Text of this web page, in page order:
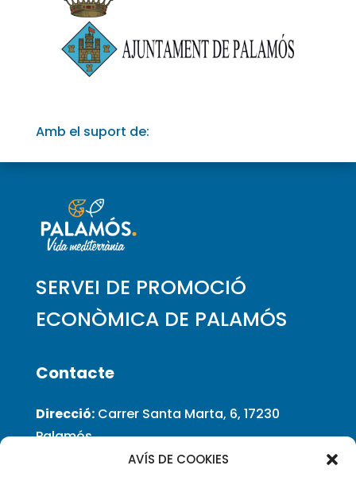
AVÍS DE COOKIES
Amb el suport de:
SERVEI DE PROMOCIÓ
ECONÒMICA DE PALAMÓS
Contacte
Direcció:Carrer Santa Marta, 6, 17230
Palamós
: 972 60 03 80